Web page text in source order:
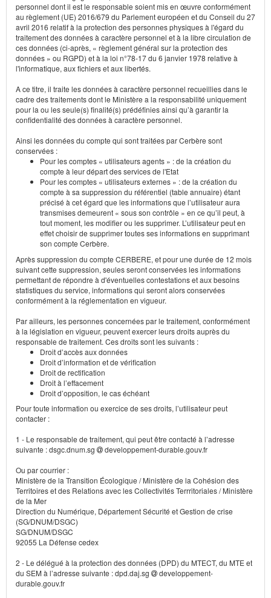
personnel dont il est le responsable soient mis en œuvre conformément
au règlement (UE) 2016/679 du Parlement européen et du Conseil du 27
avril 2016 relatif à la protection des personnes physiques à l'égard du
traitement des données à caractère personnel et à la libre circulation de
ces données (ci-après, « règlement général sur la protection des
données » ou RGPD) et à la loi n°78-17 du 6 janvier 1978 relative à
l'informatique, aux fichiers et aux libertés.
A ce titre, il traite les données à caractère personnel recueillies dans le
cadre des traitements dont le Ministère a la responsabilité uniquement
pour la ou les seule(s) finalité(s) prédéfinies ainsi qu’à garantir la
confidentialité des données à caractère personnel.
Ainsi les données du compte qui sont traitées par Cerbère sont
conservées :
Pour les comptes « utilisateurs agents » : de la création du
compte à leur départ des services de l'Etat
Pour les comptes « utilisateurs externes » : de la création du
compte à sa suppression du référentiel (table annuaire) étant
précisé à cet égard que les informations que l’utilisateur aura
transmises demeurent « sous son contrôle » en ce qu’il peut, à
tout moment, les modifier ou les supprimer. L’utilisateur peut en
effet choisir de supprimer toutes ses informations en supprimant
son compte Cerbère.
Après suppression du compte CERBERE, et pour une durée de 12 mois
suivant cette suppression, seules seront conservées les informations
permettant de répondre à d'éventuelles contestations et aux besoins
statistiques du service, informations qui seront alors conservées
conformément à la réglementation en vigueur.
Par ailleurs, les personnes concernées par le traitement, conformément
à la législation en vigueur, peuvent exercer leurs droits auprès du
responsable de traitement. Ces droits sont les suivants :
Droit d’accès aux données
Droit d’information et de vérification
Droit de rectification
Droit à l’effacement
Droit d’opposition, le cas échéant
Pour toute information ou exercice de ses droits, l’utilisateur peut
contacter :
1 - Le responsable de traitement, qui peut être contacté à l’adresse
suivante : dsgc.dnum.sg
developpement-durable.gouv.fr
Ou par courrier :
Ministère de la Transition Écologique / Ministère de la Cohésion des
Territoires et des Relations avec les Collectivités Terrritoriales / Ministère
de la Mer
Direction du Numérique, Département Sécurité et Gestion de crise
(SG/DNUM/DSGC)
SG/DNUM/DSGC
92055 La Défense cedex
2 - Le délégué à la protection des données (DPD) du MTECT, du MTE et
du SEM à l’adresse suivante : dpd.daj.sg
developpement-
durable.gouv.fr